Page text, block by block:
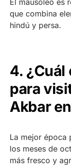
El mausoleo es
que combina
hindú y persa.
4. ¿Cuál
para
Akbar
La mejor época
los meses de
más fresco y